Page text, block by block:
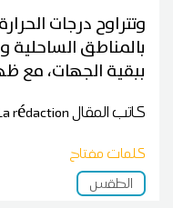
ببقية الجهات، مع
كاتب المقالrédaction
كلمات مفتاح
الطقس